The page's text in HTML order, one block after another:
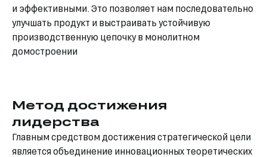
и эффективными. Это позволяет нам последовательно
улучшать продукт и выстраивать устойчивую
производственную цепочку в монолитном
домостроении
Метод достижения
лидерства
Главным средством достижения стратегической цели
является объединение инновационных теоретических